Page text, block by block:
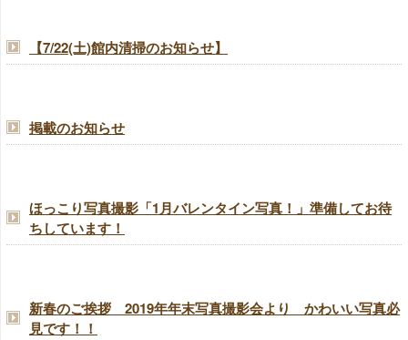
【7/22(土)館内清掃のお知らせ】
掲載のお知らせ
ほっこり写真撮影「1月バレンタイン写真！」準備してお待
ちしています！
新春のご挨拶 2019年年末写真撮影会より かわいい写真必
見です！！